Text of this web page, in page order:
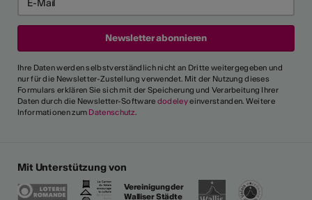
Ihre Daten werden selbstverständlich nicht an Dritte weitergegeben und
nur für die Newsletter-Zustellung verwendet. Mit der Nutzung dieses
Formulars erklären Sie sich mit der Speicherung und Verarbeitung Ihrer
Daten durch die Newsletter-Software dodeleyeinverstanden. Weitere
Informationen zum Datenschutz.
Mit Unterstützung von
Vereinigung der
Walliser Städte